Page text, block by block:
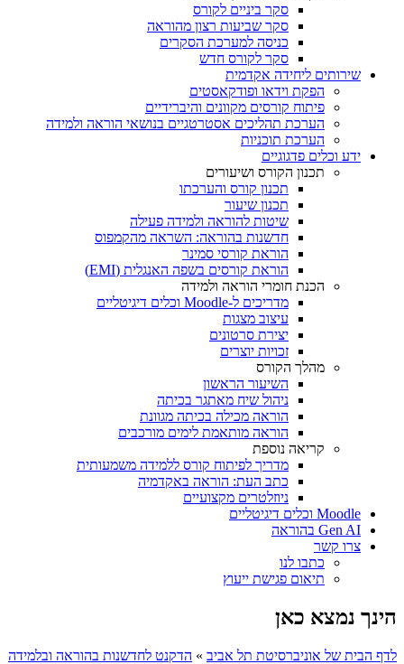
סקר ביניים לקורס
סקר שביעות רצון מהוראה
כניסה למערכת הסקרים
סקר לקורס חדש
שירותים ליחידה אקדמית
הפקת וידאו ופודקאסטים
פיתוח קורסים מקוונים והיברידיים
הערכת תהליכים אסטרטגיים בנושאי הוראה ולמידה
הערכת תוכניות
ידע וכלים פדגוגיים
תכנון הקורס ושיעורים
תכנון קורס והערכתו
תכנון שיעור
שיטות להוראה ולמידה פעילה
חדשנות בהוראה: השראה מהקמפוס
הוראת קורסי סמינר
הוראת קורסים בשפה האנגלית (EMI)
הכנת חומרי הוראה ולמידה
מדריכים ל-Moodle וכלים דיגיטליים
עיצוב מצגות
יצירת סרטונים
זכויות יוצרים
מהלך הקורס
השיעור הראשון
ניהול שיח מאתגר בכיתה
הוראה מכילה בכיתה מגוונת
הוראה מותאמת לימים מורכבים
קריאה נוספת
מדריך לפיתוח קורס ללמידה משמעותית
כתב העת: הוראה באקדמיה
ניוזלטרים מקצועיים
Moodle וכלים דיגיטליים
Gen AI בהוראה
צרו קשר
כתבו לנו
תיאום פגישת ייעוץ
הינך נמצא כאן
לדף הבית של אוניברסיטת תל אביב » הדקנט לחדשנות בהוראה ובלמידה